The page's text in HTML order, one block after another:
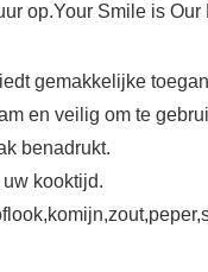
op.Your Smile is
gemakkelijke
en veilig om te
benadrukt.
kooktijd.